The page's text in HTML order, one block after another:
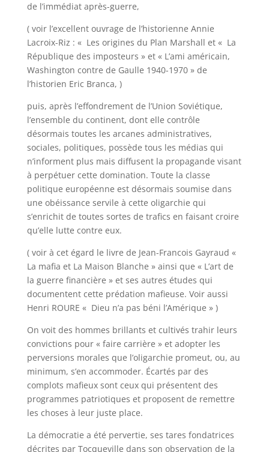
de l’immédiat après-guerre,
( voir l’excellent ouvrage de l’historienne Annie
Lacroix-Riz : « Les origines du Plan Marshall et « La
République des imposteurs » et « L’ami américain,
Washington contre de Gaulle 1940-1970 » de
l’historien Eric Branca, )
puis, après l’effondrement de l’Union Soviétique,
l’ensemble du continent, dont elle contrôle
désormais toutes les arcanes administratives,
sociales, politiques, possède tous les médias qui
n’informent plus mais diffusent la propagande visant
à perpétuer cette domination. Toute la classe
politique européenne est désormais soumise dans
une obéissance servile à cette oligarchie qui
s’enrichit de toutes sortes de trafics en faisant croire
qu’elle lutte contre eux.
( voir à cet égard le livre de Jean-Francois Gayraud «
La mafia et La Maison Blanche » ainsi que « L’art de
la guerre financière » et ses autres études qui
documentent cette prédation mafieuse. Voir aussi
Henri ROURE « Dieu n’a pas béni l’Amérique » )
On voit des hommes brillants et cultivés trahir leurs
convictions pour « faire carrière » et adopter les
perversions morales que l’oligarchie promeut, ou, au
minimum, s’en accommoder. Écartés par des
complots mafieux sont ceux qui présentent des
programmes patriotiques et proposent de remettre
les choses à leur juste place.
La démocratie a été pervertie, ses tares fondatrices
décrites par Tocqueville dans son observation de la